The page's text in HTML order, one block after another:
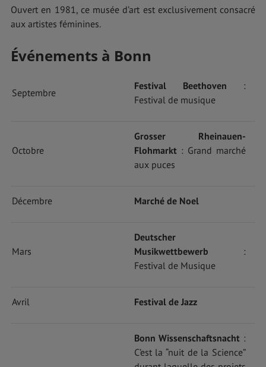
Ouvert en 1981, ce musée d’art est exclusivement consacré
aux artistes féminines.
Événements à Bonn
Septembre
Festival Beethoven :
Festival de musique
Octobre
Grosser Rheinauen-
Flohmarkt: Grand marché
aux puces
Décembre Marché de Noel
Mars
Deutscher
Musikwettbewerb :
Festival de Musique
Avril Festival de Jazz
Bonn Wissenschaftsnacht :
C’est la “nuit de la Science”